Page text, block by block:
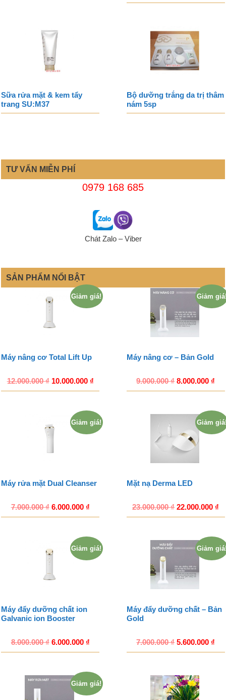
Sữa rửa mặt & kem tẩy
trang SU:M37
Bộ dưỡng trắng da trị thâm
nám 5sp
TƯ VẤN MIỄN PHÍ
0979 168 685
Chát Zalo – Viber
SẢN PHẨM NỔI BẬT
Giảm giá!
Máy nâng cơ Total Lift Up
12.000.000₫ 10.000.000 ₫
Giảm
Máy nâng cơ – Bản Gold
9.000.000₫ 8.000.000 ₫
Giảm giá!
Máy rửa mặt Dual Cleanser
7.000.000₫ 6.000.000 ₫
Giảm
Mặt nạ Derma LED
23.000.000₫ 22.000.000 ₫
Giảm giá!
Máy đẩy dưỡng chất ion
Galvanic ion Booster
8.000.000₫ 6.000.000 ₫
Giảm
Máy đẩy dưỡng chất – Bản
Gold
7.000.000₫ 5.600.000 ₫
Giảm giá!